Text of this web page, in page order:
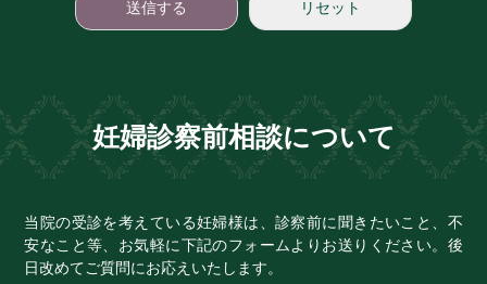
妊婦診察前相談について
当院の受診を考えている妊婦様は、診察前に聞きたいこと、不
安なこと等、お気軽に下記のフォームよりお送りください。後
日改めてご質問にお応えいたします。